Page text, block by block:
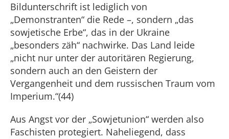
Bildunterschrift ist lediglich von
„Demonstranten“ die Rede –, sondern „das
sowjetische Erbe“, das in der Ukraine
„besonders zäh“ nachwirke. Das Land leide
„nicht nur unter der autoritären Regierung,
sondern auch an den Geistern der
Vergangenheit und dem russischen Traum vom
Imperium.“(44)
Aus Angst vor der „Sowjetunion“ werden also
Faschisten protegiert. Naheliegend, dass